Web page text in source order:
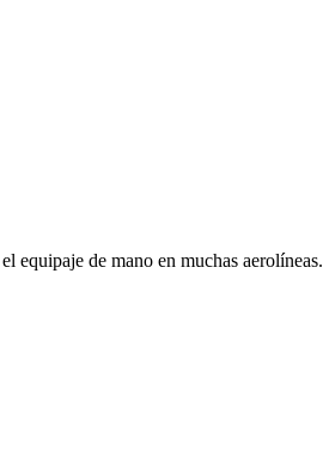
equipaje de mano en muchas aerolíneas.